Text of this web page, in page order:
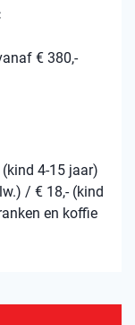
€ 380,-
4-15 jaar)
/ € 18,- (kind
en koffie